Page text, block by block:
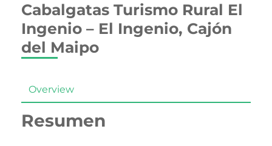
Cabalgatas Turismo Rural El
Ingenio – El Ingenio, Cajón
del Maipo
Overview
Resumen